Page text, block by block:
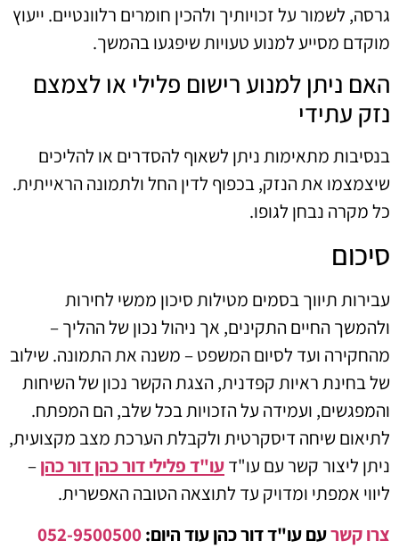
גרסה, לשמור על זכויותיך ולהכין חומרים רלוונטיים. ייעוץ
מוקדם מסייע למנוע טעויות שיפגעו בהמשך.
האם ניתן למנוע רישום פלילי או לצמצם
נזק עתידי
בנסיבות מתאימות ניתן לשאוף להסדרים או להליכים
שיצמצמו את הנזק, בכפוף לדין החל ולתמונה הראייתית.
כל מקרה נבחן לגופו.
סיכום
עבירות תיווך בסמים מטילות סיכון ממשי לחירות
ולהמשך החיים התקינים, אך ניהול נכון של ההליך –
מהחקירה ועד לסיום המשפט – משנה את התמונה. שילוב
של בחינת ראיות קפדנית, הצגת הקשר נכון של השיחות
והמפגשים, ועמידה על הזכויות בכל שלב, הם המפתח.
לתיאום שיחה דיסקרטית ולקבלת הערכת מצב מקצועית,
ניתן ליצור קשר עם עו"דעו"ד פלילי דור כהן דור כהן–
ליווי אמפתי ומדויק עד לתוצאה הטובה האפשרית.
צרו קשרעם עו"ד דור כהן עוד היום:052-9500500